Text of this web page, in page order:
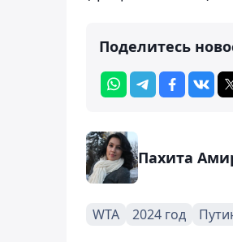
Поделитесь
Пахита
WTA 2024 год